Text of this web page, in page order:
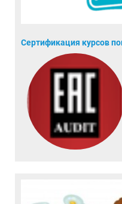
Сертификация курсов